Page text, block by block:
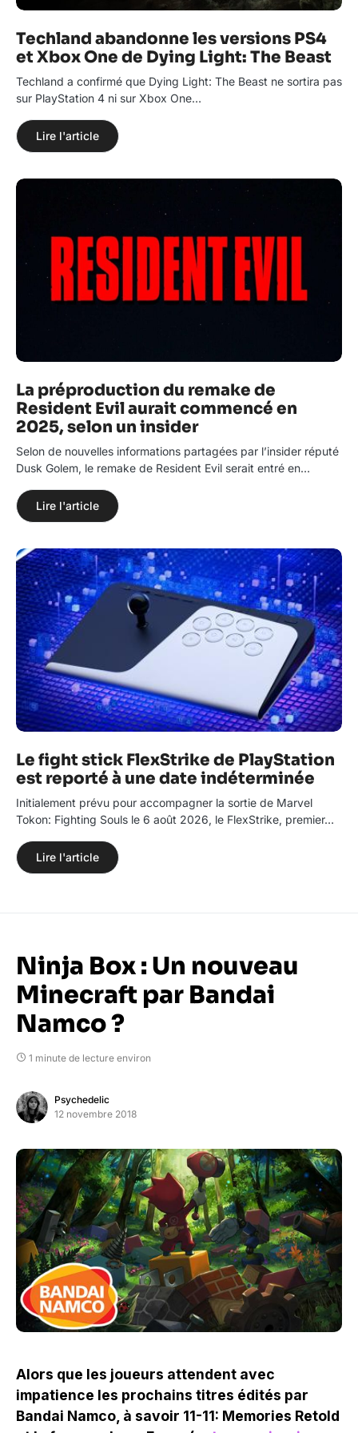
Techland abandonne les versions PS4
et Xbox One de Dying Light: The Beast
Techland a confirmé que Dying Light: The Beast ne sortira pas
sur PlayStation 4 ni sur Xbox One…
Lire l'article
La préproduction du remake de
Resident Evil aurait commencé en
2025, selon un insider
Selon de nouvelles informations partagées par l’insider réputé
Dusk Golem, le remake de Resident Evil serait entré en…
Lire l'article
Le fight stick FlexStrike de PlayStation
est reporté à une date indéterminée
Initialement prévu pour accompagner la sortie de Marvel
Tokon: Fighting Souls le 6 août 2026, le FlexStrike, premier…
Lire l'article
Ninja Box : Un nouveau
Minecraft par Bandai
Namco ?
1 minute de lecture environ
Psychedelic
12 novembre 2018
Alors que les joueurs attendent avec
impatience les prochains titres édités par
Bandai Namco, à savoir 11-11: Memories Retold